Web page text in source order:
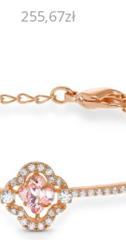
255,67zł